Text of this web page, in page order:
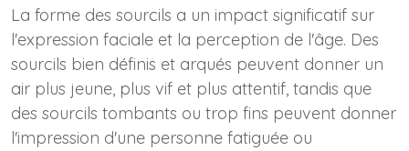
La forme des sourcils a un impact significatif sur
l'expression faciale et la perception de l'âge. Des
sourcils bien définis et arqués peuvent donner un
air plus jeune, plus vif et plus attentif, tandis que
des sourcils tombants ou trop fins peuvent donner
l'impression d'une personne fatiguée ou